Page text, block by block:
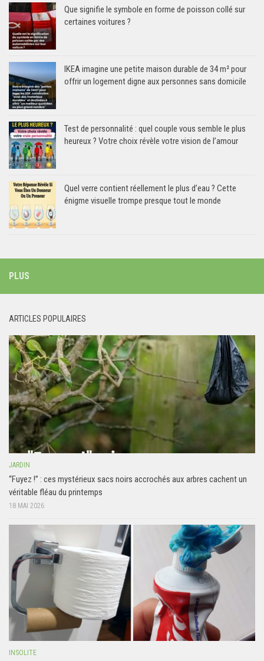
Que signifie le symbole en forme de poisson collé sur
certaines voitures ?
IKEA imagine une petite maison durable de 34 m² pour
offrir un logement digne aux personnes sans domicile
Test de personnalité : quel couple vous semble le plus
heureux ? Votre choix révèle votre vision de l’amour
Quel verre contient réellement le plus d’eau ? Cette
énigme visuelle trompe presque tout le monde
PLUS
ARTICLES POPULAIRES
JARDIN
“Fuyez !” : ces mystérieux sacs noirs accrochés aux arbres cachent un
véritable fléau du printemps
18 MAI 2026
INSOLITE